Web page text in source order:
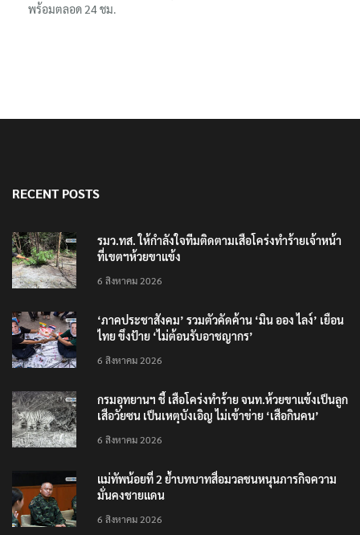
พร้อมตลอด 24 ชม.
RECENT POSTS
รมว.ทส. ให้กำลังใจทีมติดตามเสือโคร่งทำร้ายเจ้าหน้า
ที่เขตฯห้วยขาแข้ง
6 สิงหาคม 2026
‘ภาคประชาสังคม’ รวมตัวคัดค้าน ‘มิน ออง ไลง์’ เยือน
ไทย ขึงป้าย ‘ไม่ต้อนรับอาชญากร’
6 สิงหาคม 2026
กรมอุทยานฯ ชี้ เสือโคร่งทำร้าย จนท.ห้วยขาแข้งเป็นลูก
เสือวัยซน เป็นเหตุบังเอิญ ไม่เข้าข่าย ‘เสือกินคน’
6 สิงหาคม 2026
แม่ทัพน้อยที่ 2 ย้ำบทบาทสื่อมวลชนหนุนภารกิจความ
มั่นคงชายแดน
6 สิงหาคม 2026